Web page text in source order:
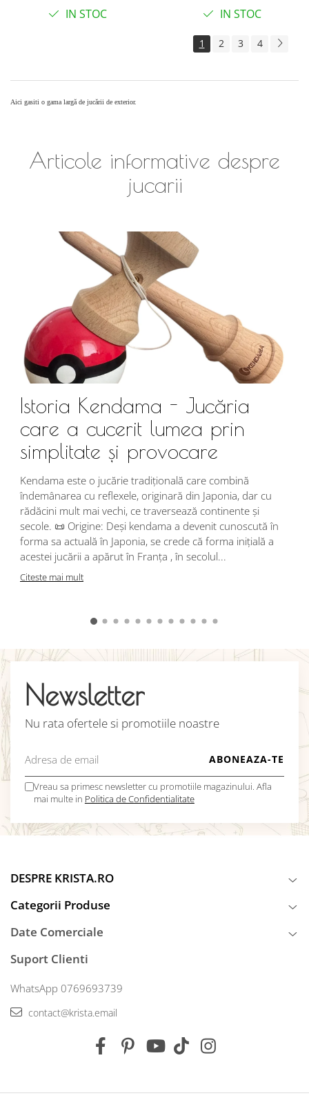
IN STOC IN STOC
1 2 3 4
Aici gasiti o gama largă de jucării de exterior.
Articole informative despre
jucarii
Istoria Kendama - Jucăria
care a cucerit lumea prin
simplitate și provocare
Kendama este o jucărie tradițională care combină
îndemânarea cu reflexele, originară din Japonia, dar cu
rădăcini mult mai vechi, ce traversează continente și
secole. 📜 Origine: Deși kendama a devenit cunoscută în
forma sa actuală în Japonia, se crede că forma inițială a
acestei jucării a apărut în Franța , în secolul...
Citeste mai mult
Newsletter
Nu rata ofertele si promotiile noastre
Vreau sa primesc newsletter cu promotiile magazinului. Afla
mai multe in Politica de Confidentialitate
DESPRE KRISTA.RO
Categorii Produse
Date Comerciale
Suport Clienti
WhatsApp 0769693739
contact@krista.email